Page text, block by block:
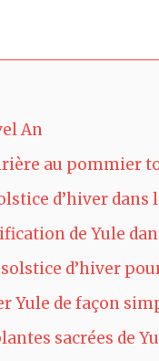
An
au pommier
d’hiver
de Yule
d’hiver
Yule de façon
sacrées de